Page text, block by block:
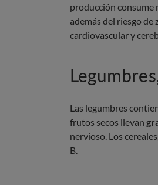
producción consume
además del riesgo
cardiovascular y
Las legumbres
frutos secos llevan
nervioso. Los
B.